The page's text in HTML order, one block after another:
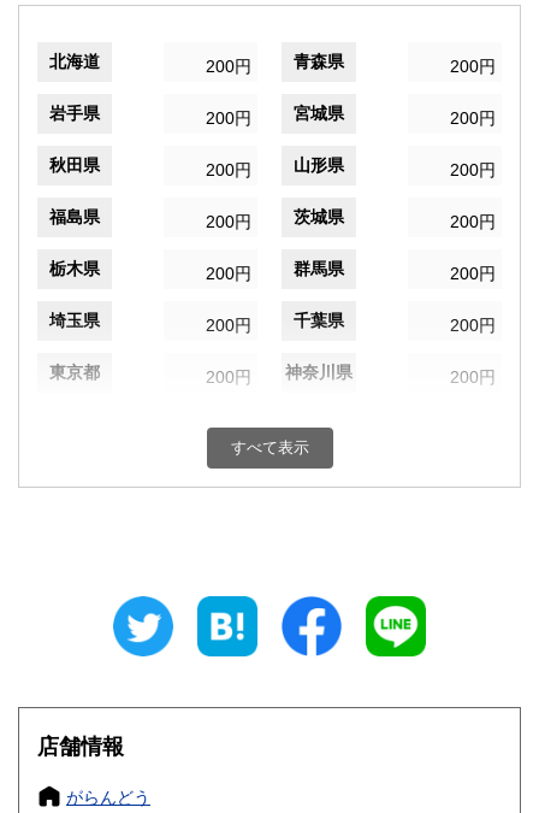
北海道 200円 青森県 200円
岩手県 200円 宮城県 200円
秋田県 200円 山形県 200円
福島県 200円 茨城県 200円
栃木県 200円 群馬県 200円
埼玉県 200円 千葉県 200円
東京都 200円 神奈川県 200円
200円 富山県
200円 三重県
大阪府
奈良県
すべて表示
店舗情報
がらんどう